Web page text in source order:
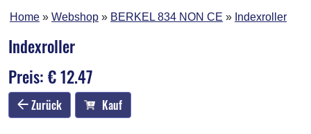
Home Webshop BERKEL 834 NON CE Indexroller
Indexroller
Preis: € 12.47
Zurück Kauf